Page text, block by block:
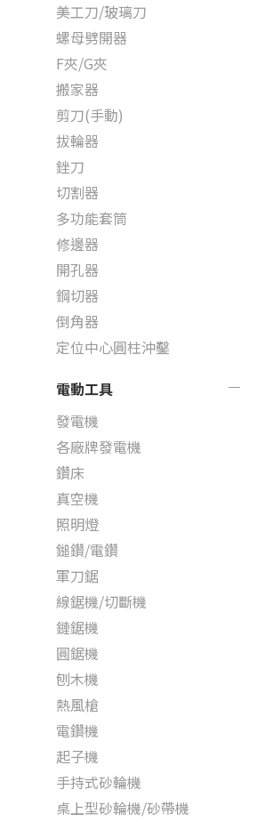
美工刀/玻璃刀
螺母劈開器
F夾/G夾
搬家器
剪刀(手動)
拔輪器
銼刀
切割器
多功能套筒
修邊器
開孔器
鋼切器
倒角器
定位中心圓柱沖鑿
電動工具
發電機
各廠牌發電機
鑽床
真空機
照明燈
鎚鑽/電鑽
軍刀鋸
線鋸機/切斷機
鏈鋸機
圓鋸機
刨木機
熱風槍
電鑽機
起子機
手持式砂輪機
桌上型砂輪機/砂帶機